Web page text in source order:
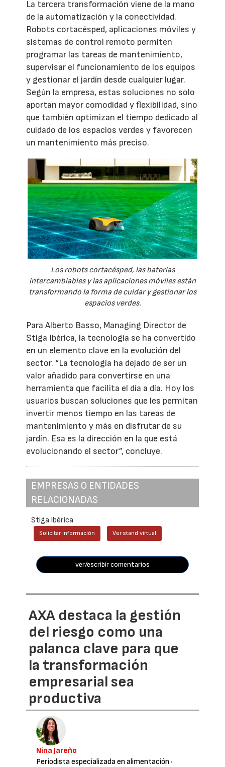
La tercera transformación viene de la mano
de la automatización y la conectividad.
Robots cortacésped, aplicaciones móviles y
sistemas de control remoto permiten
programar las tareas de mantenimiento,
supervisar el funcionamiento de los equipos
y gestionar el jardín desde cualquier lugar.
Según la empresa, estas soluciones no solo
aportan mayor comodidad y flexibilidad, sino
que también optimizan el tiempo dedicado al
cuidado de los espacios verdes y favorecen
un mantenimiento más preciso.
Los robots cortacésped, las baterías
intercambiables y las aplicaciones móviles están
transformando la forma de cuidar y gestionar los
espacios verdes.
Para Alberto Basso, Managing Director de
Stiga Ibérica, la tecnología se ha convertido
en un elemento clave en la evolución del
sector. “La tecnología ha dejado de ser un
valor añadido para convertirse en una
herramienta que facilita el día a día. Hoy los
usuarios buscan soluciones que les permitan
invertir menos tiempo en las tareas de
mantenimiento y más en disfrutar de su
jardín. Esa es la dirección en la que está
evolucionando el sector”, concluye.
EMPRESAS O ENTIDADES
RELACIONADAS
Stiga Ibérica
Solicitar información Ver stand virtual
ver/escribir comentarios
AXA destaca la gestión
del riesgo como una
palanca clave para que
la transformación
empresarial sea
productiva
Nina Jareño
Periodista especializada en alimentación ·